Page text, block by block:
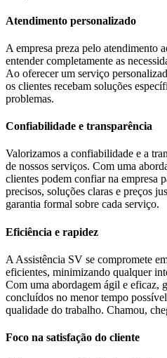
Atendimento personalizado
A empresa preza pelo atendimento
entender completamente as
Ao oferecer um serviço
os clientes recebam soluções
problemas.
Confiabilidade e transparência
Valorizamos a confiabilidade e a
de nossos serviços. Com uma
clientes podem confiar na empresa
precisos, soluções claras e preços
garantia formal sobre cada serviço.
Eficiência e rapidez
A Assistência SV se compromete
eficientes, minimizando qualquer
Com uma abordagem ágil e eficaz,
concluídos no menor tempo
qualidade do trabalho. Chamou,
Foco na satisfação do cliente